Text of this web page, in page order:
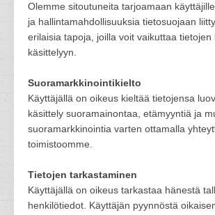
Olemme sitoutuneita tarjoamaan
ja hallintamahdollisuuksia tietosuojaan
erilaisia tapoja, joilla voit vaikuttaa tietojen
käsittelyyn.
Suoramarkkinointikielto
Käyttäjällä on oikeus kieltää tietojensa
käsittely suoramainontaa, etämyyntiä ja
suoramarkkinointia varten ottamalla
toimistoomme.
Tietojen tarkastaminen
Käyttäjällä on oikeus tarkastaa hänestä
henkilötiedot. Käyttäjän pyynnöstä